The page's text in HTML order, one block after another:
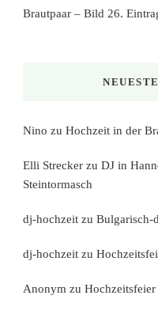
Brautpaar – Bild 26.
Nino zu Hochzeit in der
Elli Strecker zu DJ in
Steintormasch
dj-hochzeit zu Bulgarisch-
dj-hochzeit zu
Anonym zu